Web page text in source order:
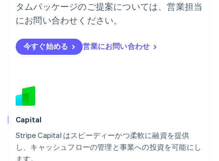
タムパッケージのご提案については、営業担当
にお問い合わせください。
今すぐ始める 営業にお問い合わせ
Capital
Stripe Capital はスピーディーかつ柔軟に融資を提供
し、キャッシュフローの管理と事業への投資を可能にし
ます。
ハンガリー
English
EnglishSvenska
ブラジル
ブルガリア
ベルギー
Nederlands
English
ポルトガル